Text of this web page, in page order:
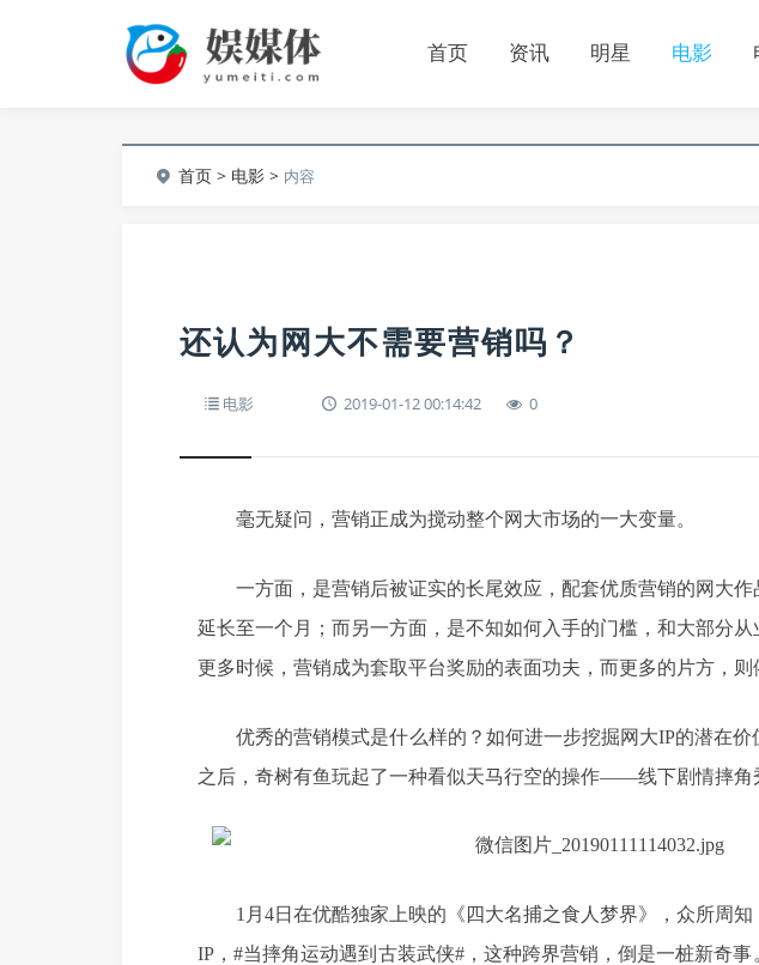
首页 资讯 明星 电影
首页 > 电影 > 内容
还认为网大不需要营销吗？
电影 2019-01-12 00:14:42 0
毫无疑问，营销正成为搅动整个网大市场的一大变量。
一方面，是营销后被证实的长尾效应，配套优质营销的网大作
延长至一个月；而另一方面，是不知如何入手的门槛，和大部分从
更多时候，营销成为套取平台奖励的表面功夫，而更多的片方，则
优秀的营销模式是什么样的？如何进一步挖掘网大IP的潜在
之后，奇树有鱼玩起了一种看似天马行空的操作——线下剧情摔角
1月4日在优酷独家上映的《四大名捕之食人梦界》，众所周
IP，#当摔角运动遇到古装武侠#，这种跨界营销，倒是一桩新奇